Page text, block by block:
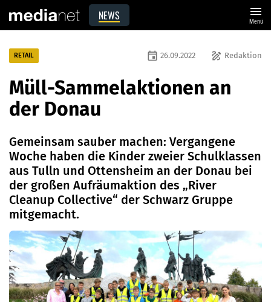
NEWS menu
Menü
RETAIL draw Redaktion
event 26.09.2022
Müll-Sammelaktionen an
der Donau
Gemeinsam sauber machen: Vergangene
Woche haben die Kinder zweier Schulklassen
aus Tulln und Ottensheim an der Donau bei
der großen Aufräumaktion des „River
Cleanup Collective“ der Schwarz Gruppe
mitgemacht.